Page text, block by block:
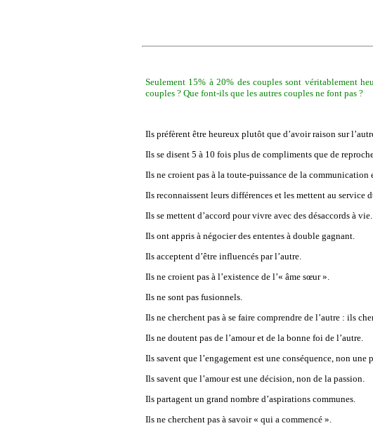
Seulement 15% à 20% des couples sont véritablement
couples ? Que font-ils que les autres couples ne font pas ?
Ils préfèrent être heureux plutôt que d’avoir raison sur
Ils se disent 5 à 10 fois plus de compliments que de
Ils ne croient pas à la toute-puissance de la communication
Ils reconnaissent leurs différences et les mettent au service
Ils se mettent d’accord pour vivre avec des désaccords à vie.
Ils ont appris à négocier des ententes à double gagnant.
Ils acceptent d’être influencés par l’autre.
Ils ne croient pas à l’existence de l’« âme sœur ».
Ils ne sont pas fusionnels.
Ils ne cherchent pas à se faire comprendre de l’autre : ils
Ils ne doutent pas de l’amour et de la bonne foi de l’autre.
Ils savent que l’engagement est une conséquence, non une
Ils savent que l’amour est une décision, non de la passion.
Ils partagent un grand nombre d’aspirations communes.
Ils ne cherchent pas à savoir « qui a commencé ».